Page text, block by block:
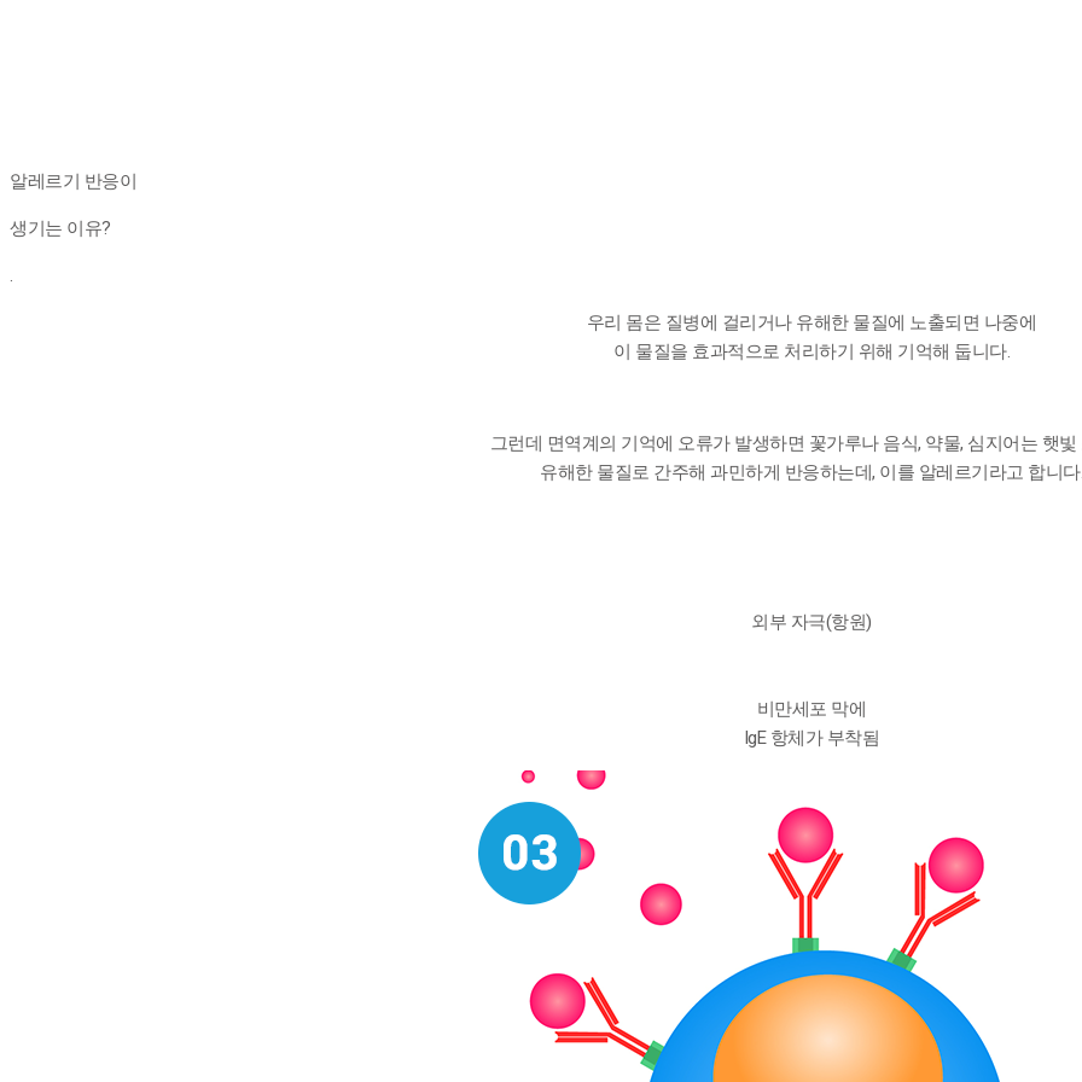
알레르기 반응이
생기는 이유?
.
우리 몸은 질병에 걸리거나 유해한 물질에 노출되면 나중에
이 물질을 효과적으로 처리하기 위해 기억해 둡니다.
그런데 면역계의 기억에 오류가 발생하면 꽃가루나 음식, 약물, 심지어는 햇빛
유해한 물질로 간주해 과민하게 반응하는데, 이를 알레르기라고 합니다.
외부 자극(항원)
비만세포 막에
IgE 항체가 부착됨